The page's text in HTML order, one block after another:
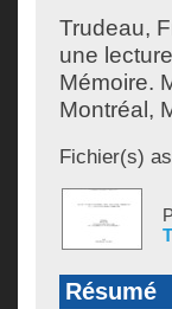
Trudeau,
une
Mémoire.
Montréal,
Fichier(s)
Résumé